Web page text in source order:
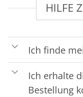
HILFE
Ich finde
Ich erhalte
Bestellung